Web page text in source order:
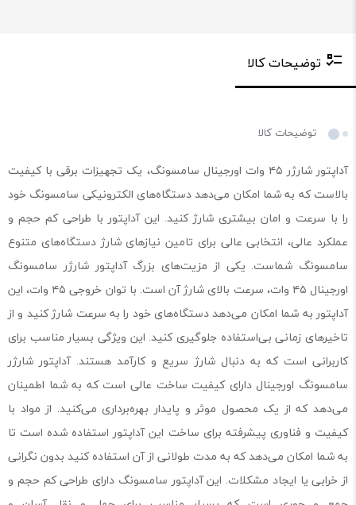
توضیحات کالا
توضیحات کالا
آداپتور شارژر ۴۵ وات اورجینال سامسونگ، یک تجهیزات برقی با کیفیت
بالاست که به شما امکان می‌دهد دستگاه‌های الکترونیکی سامسونگ خود
را با سرعت و امان بیشتری شارژ کنید. این آداپتور با طراحی کم حجم و
عملکرد عالی، انتخابی عالی برای تامین نیازهای شارژ دستگاه‌های متنوع
سامسونگ شماست. یکی از مزیت‌های بزرگ آداپتور شارژر سامسونگ
اورجینال ۴۵ وات، سرعت بالای شارژ آن است. با توان خروجی ۴۵ وات، این
آداپتور به شما امکان می‌دهد دستگاه‌های خود را به سرعت شارژ کنید و از
تاخیرهای زمانی بی‌استفاده جلوگیری کنید. این ویژگی بسیار مناسب برای
کاربرانی است که به دنبال شارژ سریع و کارآمد هستند. آداپتور شارژر
سامسونگ اورجینال دارای کیفیت ساخت عالی است که به شما اطمینان
می‌دهد که از یک محصول موثر و پایدار بهره‌برداری می‌کنید. از مواد با
کیفیت و فناوری پیشرفته برای ساخت این آداپتور استفاده شده است تا
به شما امکان می‌دهد که به مدت طولانی از آن استفاده کنید بدون نگرانی
از خرابی یا ایجاد مشکلات. این آداپتور سامسونگ دارای طراحی کم حجم و